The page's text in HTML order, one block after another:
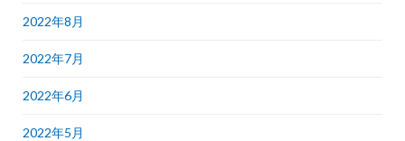
2022年8月
2022年7月
2022年6月
2022年5月